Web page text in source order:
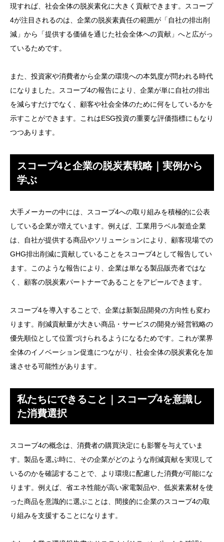
現すれば、社会全体の脱炭素化に大きく貢献できます。スコープ
4が注目されるのは、企業の脱炭素責任の範囲が「自社の排出削
減」から「提供する価値を通じた社会全体への貢献」へと広がっ
ているためです。
また、投資家や消費者から企業の環境への本気度が問われる時代
になりました。スコープ4の報告により、企業が単に自社の排出
を減らすだけでなく、顧客や社会全体のために何をしているかを
示すことができます。これはESG投資の重要な評価指標にもなり
つつあります。
スコープ4と企業の脱炭素戦略｜実例から
学ぶ
大手メーカーの中には、スコープ4への取り組みを積極的に公表
している企業が増えています。例えば、工業用ラベル製造企業
は、自社が提供する商品やソリューションにより、顧客現場での
GHG排出削減に貢献していることをスコープ4として報告してい
ます。このような報告により、企業は単なる製品販売者ではな
く、顧客の脱炭素パートナーであることをアピールできます。
スコープ4を導入することで、企業は新製品開発の方向性も変わ
ります。削減貢献量が大きい商品・サービスの開発が経営戦略の
優先順位として位置づけられるようになるためです。これが業界
全体のイノベーション促進につながり、社会全体の脱炭素化を加
速させる可能性があります。
私たちにできること｜スコープ4を意識し
た消費選択
スコープ4の概念は、消費者の購買決定にも影響を与えていま
す。製品を選ぶ時に、その企業がどのような削減貢献を実現して
いるのかを確認することで、より環境に配慮した消費が可能にな
ります。例えば、省エネ性能が高い家電製品や、低炭素素材を使
った商品を意識的に選ぶことは、間接的に企業のスコープ4の取
り組みを支援することになります。